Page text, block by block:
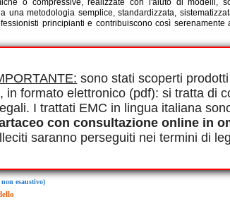
sono stati scoperti
in formato elettronico (pdf): si tratta di
I trattati EMC in lingua italiana
con consultazione online in
saranno perseguiti nei termini di
metodologia semplice, standardizzata,
principianti e contribuiscono così serenamente
Su misura, Modello
esaustivo)